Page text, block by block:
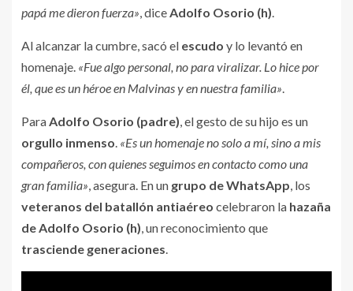
papá me dieron fuerza», diceAdolfo Osorio (h).
Al alcanzar la cumbre, sacó el escudo y lo levantó en
homenaje. «Fue algo personal, no para viralizar. Lo hice por
él, que es un héroe en Malvinas y en nuestra familia».
ParaAdolfo Osorio (padre), el gesto de su hijo es un
orgullo inmenso. «Es un homenaje no solo a mí, sino a mis
compañeros, con quienes seguimos en contacto como una
gran familia», asegura. En un grupo de WhatsApp, los
veteranos del batallón antiaéreo celebraron la hazaña
de Adolfo Osorio (h), un reconocimiento que
trasciende generaciones.